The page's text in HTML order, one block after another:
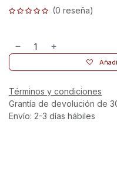
(0 reseña)
Términos y condiciones
Grantía de devolución de
Envío: 2-3 días hábiles